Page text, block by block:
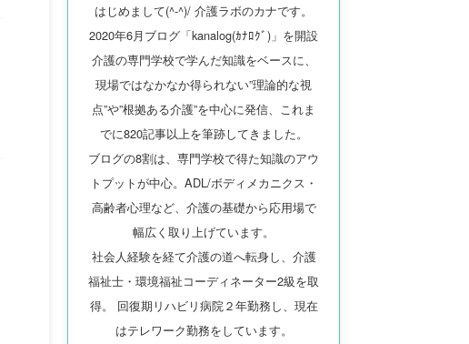
はじめまして(^-^)/ 介護ラボのカナです。
2020年6月ブログ「kanalog(ｶﾅﾛｸﾞ)」を開設
介護の専門学校で学んだ知識をベースに、
現場ではなかなか得られない”理論的な視
点”や”根拠ある介護”を中心に発信、これま
でに820記事以上を筆跡してきました。
ブログの8割は、専門学校で得た知識のアウ
トプットが中心。ADL/ボディメカニクス・
高齢者心理など、介護の基礎から応用場で
幅広く取り上げています。
社会人経験を経て介護の道へ転身し、介護
福祉士・環境福祉コーディネーター2級を取
得。 回復期リハビリ病院２年勤務し、現在
はテレワーク勤務をしています。